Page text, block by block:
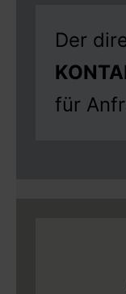
Der
für